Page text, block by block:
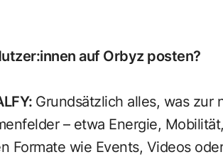
auf Orbyz posten?
: Grundsätzlich alles, was zur
– etwa Energie,
Formate wie Events, Videos